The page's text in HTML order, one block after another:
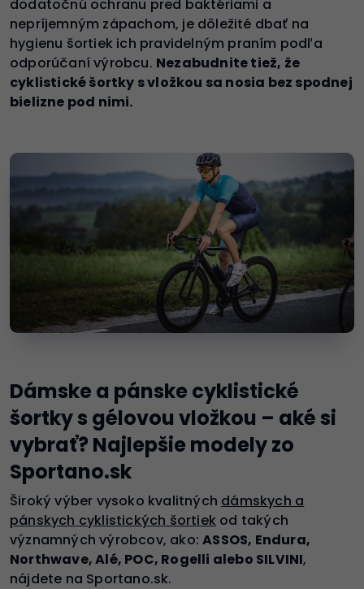
dodatočnú ochranu pred baktériami a
nepríjemným zápachom, je dôležité dbať na
hygienu šortiek ich pravidelným praním podľa
odporúčaní výrobcu. Nezabudnite tiež, že
cyklistické šortky s vložkou sa nosia bez spodnej
bielizne pod nimi.
Dámske a pánske cyklistické
šortky s gélovou vložkou – aké si
vybrať? Najlepšie modely zo
Sportano.sk
Široký výber vysoko kvalitných dámskych a
pánskych cyklistických šortiek od takých
významných výrobcov, ako:ASSOS, Endura,
Northwave, Alé, POC, Rogelli alebo SILVINI,
nájdete na Sportano.sk.